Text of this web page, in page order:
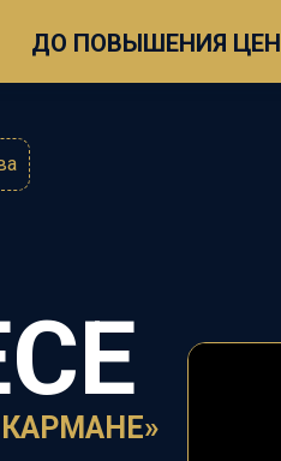
ДО ПОВЫШЕНИЯ ЦЕН